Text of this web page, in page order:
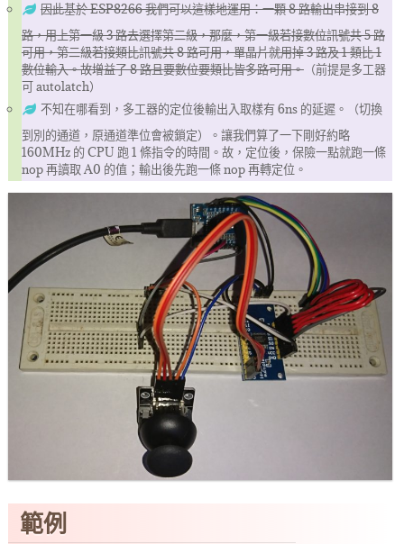
因此基於 ESP8266 我們可以這樣地運用：一顆 8 路輸出串接到 8
路，用上第一級 3 路去選擇第二級，那麼，第一級若接數位訊號共 5 路
可用，第二級若接類比訊號共 8 路可用，單晶片就用掉 3 路及 1 類比 1
數位輸入。故增益了 8 路且要數位要類比皆多路可用。（前提是多工器
可 autolatch）
不知在哪看到，多工器的定位後輸出入取樣有 6ns 的延遲。（切換
到別的通道，原通道準位會被鎖定）。讓我們算了一下剛好約略
160MHz 的 CPU 跑 1 條指令的時間。故，定位後，保險一點就跑一條
nop 再讀取 A0 的值；輸出後先跑一條 nop 再轉定位。
範例